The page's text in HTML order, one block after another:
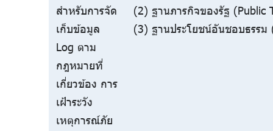
สำหรับการจัด
เก็บข้อมูล
Log ตาม
กฎหมายที่
เกี่ยวข้อง การ
เฝ้าระวัง
เหตุการณ์ภัย
(2) ฐานภารกิจของรัฐ (Public
(3) ฐานประโยชน์อันชอบธรรม